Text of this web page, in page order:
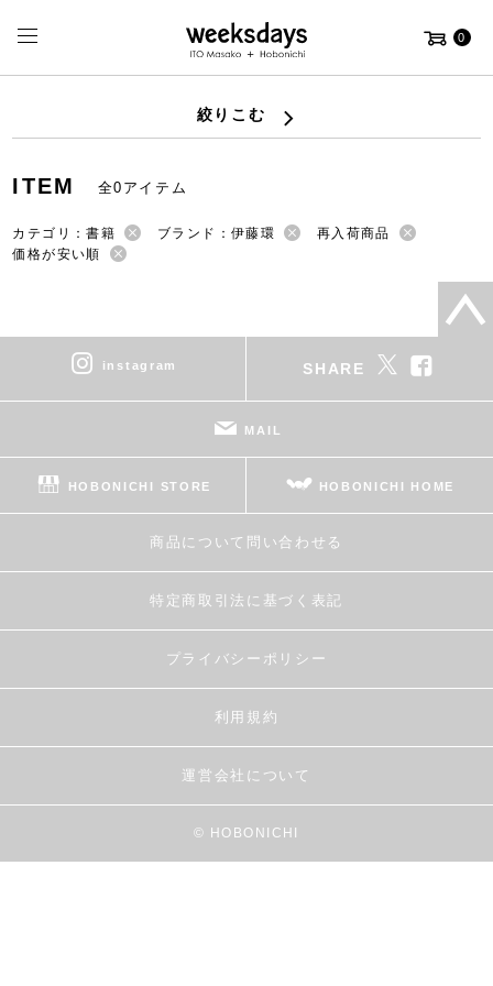
0
絞りこむ
ITEM 全0アイテム
カテゴリ：書籍 ブランド：伊藤環
再入荷商品
価格が安い順
instagram SHARE
MAIL
HOBONICHI STORE HOBONICHI HOME
商品について問い合わせる
特定商取引法に基づく表記
プライバシーポリシー
利用規約
運営会社について
© HOBONICHI